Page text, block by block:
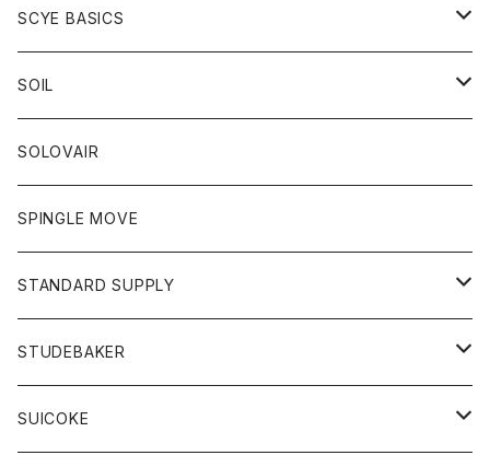
ボトム
ワンピース
パーカー
Tシャツ
トップス
Tシャツ
トレーナー
ボトム
ショートパンツ
スカート
レディース
スカート
Tシャツ
アクセサリー
バック
靴
アウター
カーディガン
コート
グッズ
ネクタイ
グローブ
アクセサリー
トップス
カットソー
カーディガン
ボトム
ショートパンツ
パンツ
レディース
カットソー
SCYE BASICS
ボトム
ジーンズ
チノパン
トップス
ポロシャツ
ベスト
靴
SOIL
靴
ワンピース
トップス
カットソー
ボトム
パンツ
SOLOVAIR
SPINGLE MOVE
STANDARD SUPPLY
財布
バッグ
STUDEBAKER
アクセサリー
SUICOKE